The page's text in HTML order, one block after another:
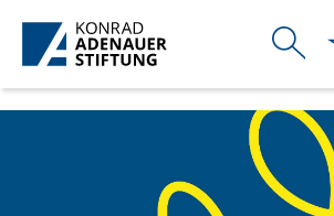
Skip to Main Content